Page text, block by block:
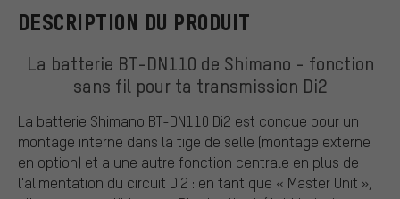
DESCRIPTION DU PRODUIT
La batterie BT-DN110 de Shimano - fonction
sans fil pour ta transmission Di2
La batterie Shimano BT-DN110 Di2 est conçue pour un
montage interne dans la tige de selle (montage externe
en option) et a une autre fonction centrale en plus de
l'alimentation du circuit Di2 : en tant que « Master Unit »,